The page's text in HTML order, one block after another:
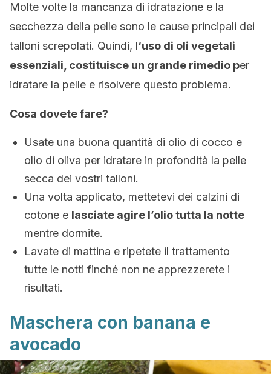
Molte volte la mancanza di idratazione e la
secchezza della pelle sono le cause principali dei
talloni screpolati. Quindi, l‘uso di oli vegetali
essenziali, costituisce un grande rimedio per
idratare la pelle e risolvere questo problema.
Cosa dovete fare?
Usate una buona quantità di olio di cocco e
olio di oliva per idratare in profondità la pelle
secca dei vostri talloni.
Una volta applicato, mettetevi dei calzini di
cotone e lasciate agire l’olio tutta la notte
mentre dormite.
Lavate di mattina e ripetete il trattamento
tutte le notti finché non ne apprezzerete i
risultati.
Maschera con banana e
avocado